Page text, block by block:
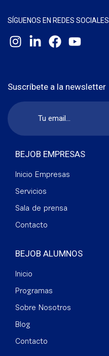
Suscríbete a la newsletter
BEJOB EMPRESAS
Inicio Empresas
Servicios
Sala de prensa
Contacto
BEJOB ALUMNOS
Inicio
Programas
Sobre Nosotros
Blog
Contacto
SÍGUENOS EN REDES SOCIALES